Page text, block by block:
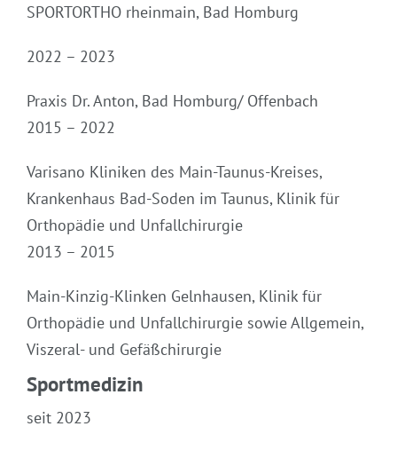
SPORTORTHO rheinmain, Bad Homburg
2022 – 2023
Praxis Dr. Anton, Bad Homburg/ Offenbach
2015 – 2022
Varisano Kliniken des Main-Taunus-Kreises,
Krankenhaus Bad-Soden im Taunus, Klinik für
Orthopädie und Unfallchirurgie
2013 – 2015
Main-Kinzig-Klinken Gelnhausen, Klinik für
Orthopädie und Unfallchirurgie sowie Allgemein,
Viszeral- und Gefäßchirurgie
Sportmedizin
seit 2023